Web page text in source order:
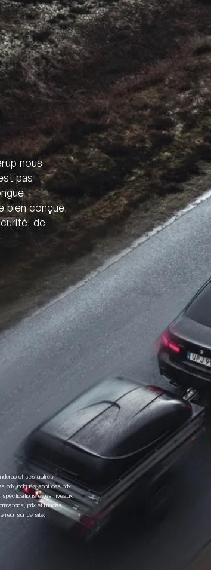
nous
pas
bien conçue,
de
et ses autres
prix indiqués sont des prix
spécifications et les niveaux
prix et images.
sur ce site.